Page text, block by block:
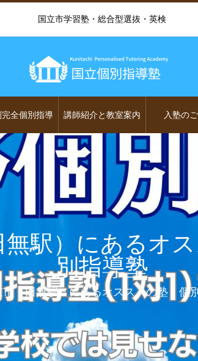
国立市学習塾・総合型選抜・英検
全個別指導 講師紹介と教室案内 入塾の
駅）にあるオ
別指導塾
市（田無駅）にあるオススメの塾・個